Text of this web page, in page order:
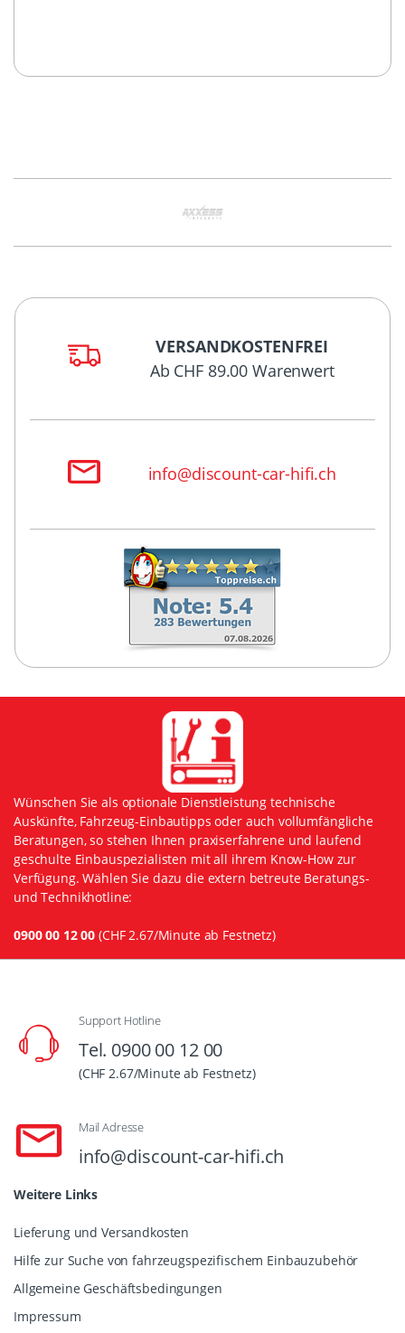
VERSANDKOSTENFREI
Ab CHF 89.00 Warenwert
info@discount-car-hifi.ch
Wünschen Sie als optionale Dienstleistung technische
Auskünfte, Fahrzeug-Einbautipps oder auch vollumfängliche
Beratungen, so stehen Ihnen praxiserfahrene und laufend
geschulte Einbauspezialisten mit all ihrem Know-How zur
Verfügung. Wählen Sie dazu die extern betreute Beratungs-
und Technikhotline:
0900 00 12 00 (CHF 2.67/Minute ab Festnetz)
Support Hotline
Tel. 0900 00 12 00
(CHF 2.67/Minute ab Festnetz)
Mail Adresse
info@discount-car-hifi.ch
Weitere Links
Lieferung und Versandkosten
Hilfe zur Suche von fahrzeugspezifischem Einbauzubehör
Allgemeine Geschäftsbedingungen
Impressum